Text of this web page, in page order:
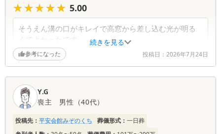
します。利用させていただき本当に良かったです。あ
りがとうございました。
葬儀社からの返信コメント
このたびは大切なお母様のお見送りをお任せいただ
き、誠にありがとうございました。 また、心温ま
るご感想をお寄せいただき、心より御礼申し上げま
す。 Y・Nをはじめ、関わらせていただいたスタッ
いたしました。 ご家族様に寄り添った対応がお力
添えとなり、安心してお見送りいただけたとのこ
続きを見る
★★★★★
★★★★★ 5.00
そうえん溝の口がキレイで高窓から差し込む光が明る
くてよかったです。
椅子やテーブルのしつらえも落ちつくものでした。
特にお花のアレンジメントが素敵で白い百合、胡蝶ら
た。お線香台のカーネーションの色どりやお花の配置
も素敵でした。お花のデザイナーさんありがとうござ
いました。
葬儀のタイムスケジュール表があればよいかも。
納棺していただいた方、メークしていただいた方、丁
参考になった 投稿日： 2026年7月24日
Y.G
喪主
男性 （40代）
投稿先： 平安会館みぞのくち 葬儀形式： 一日葬